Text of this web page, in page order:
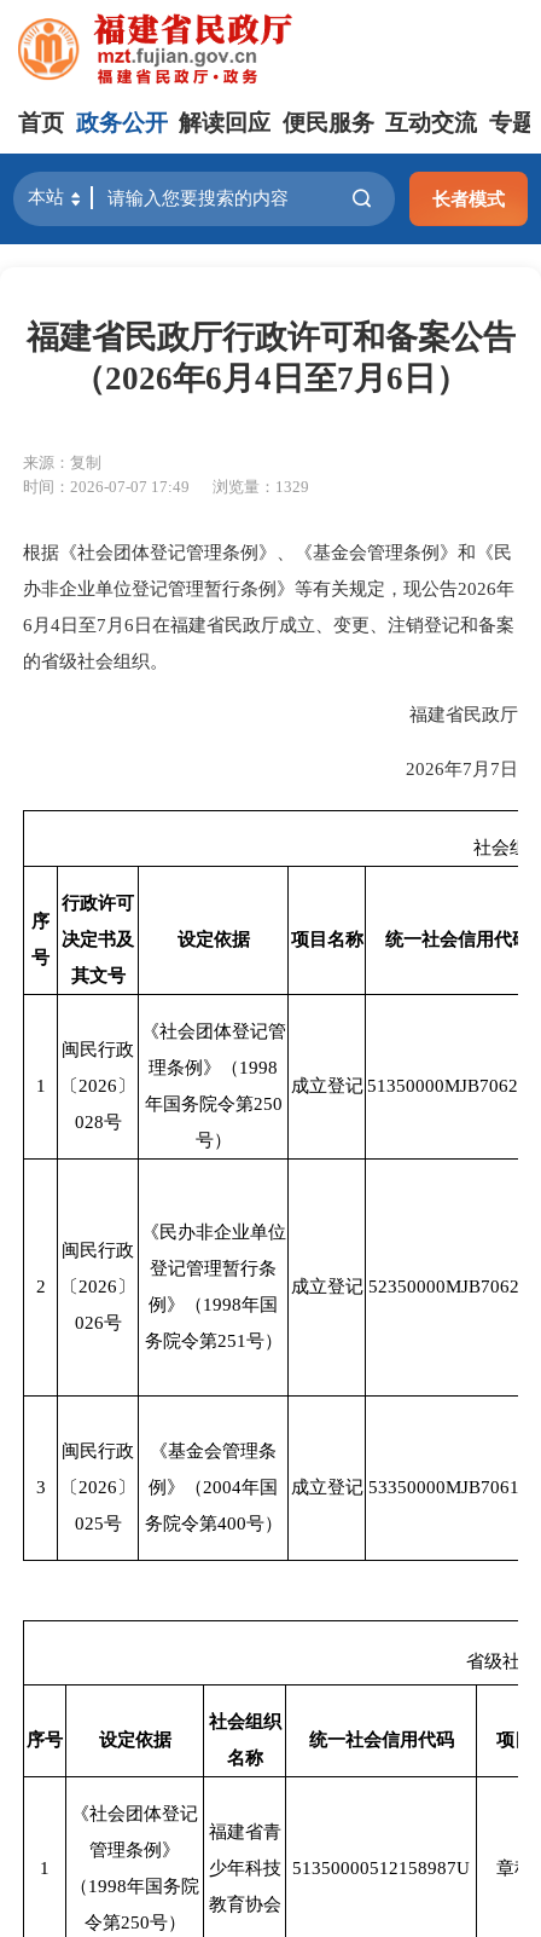
首页 政务公开 解读回应 便民服务 互动交流 专题
长者模式
福建省民政厅行政许可和备案公告
（2026年6月4日至7月6日）
来源：复制
时间：2026-07-07 17:49
浏览量：1329
根据《社会团体登记管理条例》、《基金会管理条例》和《民
办非企业单位登记管理暂行条例》等有关规定，现公告2026年
6月4日至7月6日在福建省民政厅成立、变更、注销登记和备案
的省级社会组织。
福建省民政厅
2026年7月7日
社会组
序
号
行政许可
决定书及
其文号
设定依据 项目名称 统一社会信用代码
1
闽民行政
〔2026〕
028号
《社会团体登记管
理条例》（1998
年国务院令第250
号）
成立登记
2
闽民行政
〔2026〕
026号
《民办非企业单位
登记管理暂行条
例》（1998年国
务院令第251号）
成立登记
3
闽民行政
〔2026〕
025号
《基金会管理条
例》（2004年国
务院令第400号）
成立登记
省级社
序号 设定依据
社会组织
名称
统一社会信用代码 项目
1
《社会团体登记
管理条例》
（1998年国务院
令第250号）
福建省青
少年科技
教育协会
51350000512158987U 章程